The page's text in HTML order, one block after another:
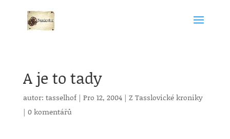
A je to tady
autor: tasselhof| Pro 12, 2004| Z Tasslovické kroniky
| 0 komentářů